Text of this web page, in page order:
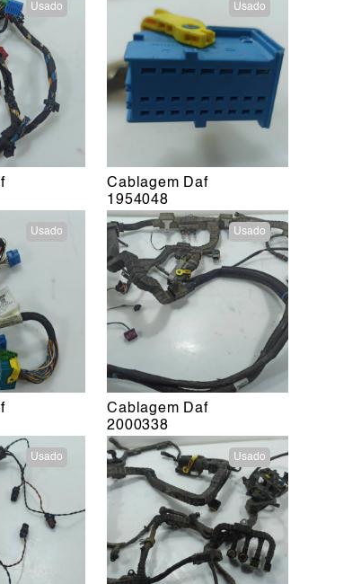
Usado Usado
Cablagem Daf
1954048
Usado Usado
Cablagem Daf
2000338
Usado Usado